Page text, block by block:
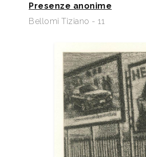
Presenze anonime
Bellomi Tiziano - 11